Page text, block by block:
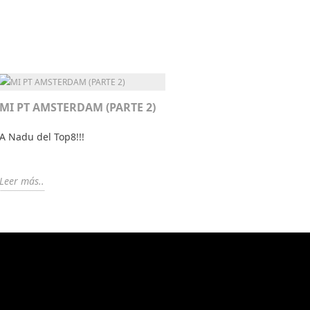
MI PT AMSTERDAM (PARTE 2)
A Nadu del Top8!!!
Leer más..